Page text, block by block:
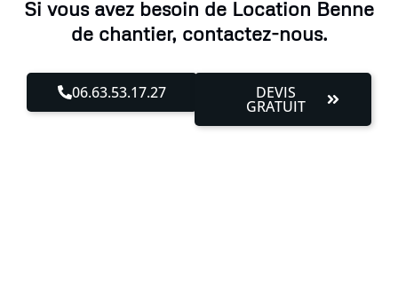
Si vous avez besoin de Location Benne
de chantier, contactez-nous.
06.63.53.17.27 DEVIS
GRATUIT